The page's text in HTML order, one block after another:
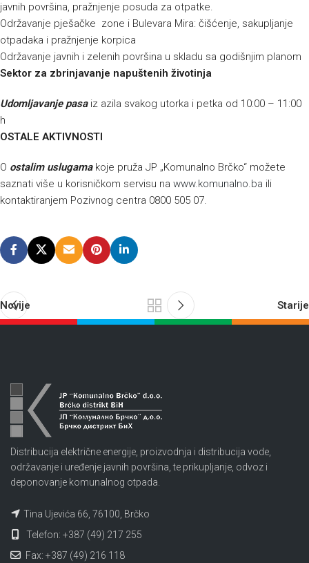
javnih površina, pražnjenje posuda za otpatke.
Održavanje pješačke zone i Bulevara Mira: čišćenje, sakupljanje
otpadaka i pražnjenje korpica
Održavanje javnih i zelenih površina u skladu sa godišnjim planom
Sektor za zbrinjavanje napuštenih životinja
Udomljavanje pasaiz azila svakog utorka i petka od 10:00 – 11:00
h
OSTALE AKTIVNOSTI
O ostalim uslugamakoje pruža JP „Komunalno Brčko“ možete
saznati više u korisničkom servisu na www.komunalno.ba ili
kontaktiranjem Pozivnog centra 0800 505 07.
Novije Starije
Distribucija električne energije, proizvodnja i distribucija vode,
održavanje i uređenje javnih površina, te prikupljanje, odvoz i
deponovanje komunalnog otpada.
Tina Ujevića 66, 76100, Brčko
Telefon: +387 (49) 217 255
Fax: +387 (49) 216 118